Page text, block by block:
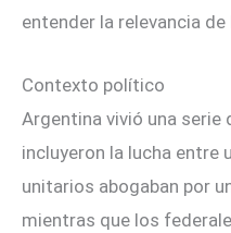
entender la relevancia de
Contexto político
Argentina vivió una serie
incluyeron la lucha entre
unitarios abogaban por
mientras que los